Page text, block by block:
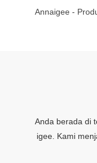
Annaigee -
Anda berada di
igee. Kami